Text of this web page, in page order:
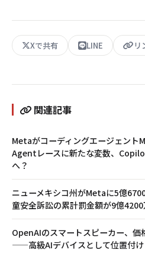
Xで共有 LINE リ
関連記事
Metaがコーディングエージェント
Agentレースに新たな変数、
へ？
ニューメキシコ州がMetaに5億
童安全訴訟の累計罰金額が9億
OpenAIのスマートスピーカー、
——高級AIデバイスとして位置付け